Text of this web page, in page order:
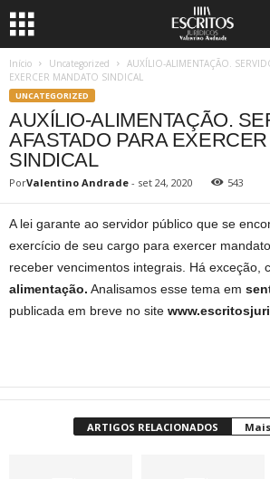
Início Uncategorized
AUXÍLIO-ALIMENTAÇÃO.
EXERCER MANDATO SINDICAL
UNCATEGORIZED
AUXÍLIO-ALIMENTAÇÃO.
AFASTADO PARA
SINDICAL
PorValentino Andrade - set 24, 2020 543
A lei garante ao servidor público que se
exercício de seu cargo para exercer
receber vencimentos integrais. Há exceção,
alimentação. Analisamos esse tema em
publicada em breve no site
ARTIGOS RELACIONADOS